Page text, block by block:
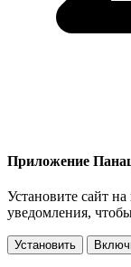
Приложение
Установите сайт
уведомления,
Установить